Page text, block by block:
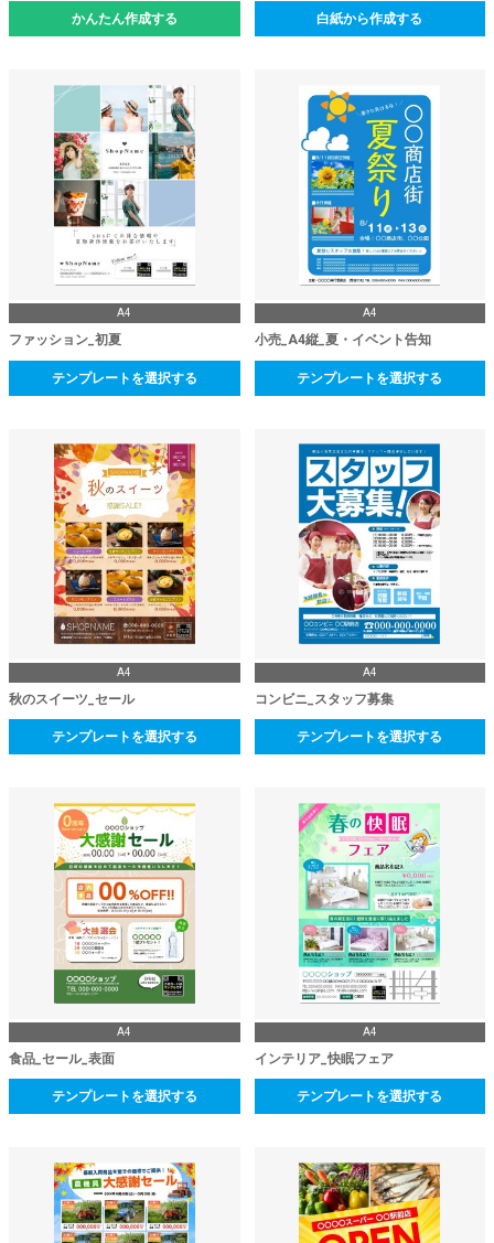
かんたん作成する 白紙から作成する
A4
ファッション_初夏
テンプレートを選択する
A4
小売_A4縦_夏・イベント告知
テンプレートを選択する
A4
秋のスイーツ_セール
テンプレートを選択する
A4
コンビニ_スタッフ募集
テンプレートを選択する
A4
食品_セール_表面
テンプレートを選択する
A4
インテリア_快眠フェア
テンプレートを選択する